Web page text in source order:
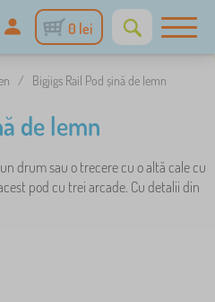
0 lei
/ Bigjigs Rail Pod șină de lemn
de lemn
drum sau o trecere cu o altă cale cu
pod cu trei arcade. Cu detalii din